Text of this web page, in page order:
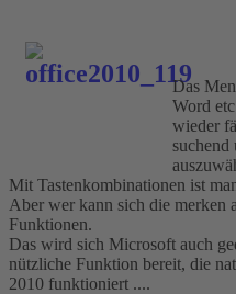
Das
Word
wieder
suchend
Mit Tastenkombinationen ist
Aber wer kann sich die merken
Funktionen.
Das wird sich Microsoft auch
nützliche Funktion bereit, die
2010 funktioniert ....